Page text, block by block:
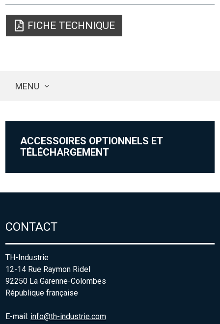
FICHE TECHNIQUE
MENU
ACCESSOIRES OPTIONNELS ET
TÉLÉCHARGEMENT
CONTACT
TH-Industrie
12-14 Rue Raymon Ridel
92250 La Garenne-Colombes
République française
E-mail: info@th-industrie.com